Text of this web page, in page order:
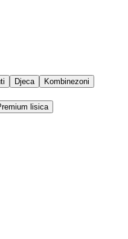
Djeca
Kombinezoni
lisica